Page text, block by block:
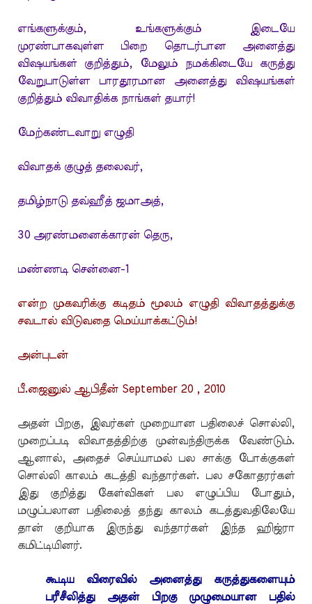
எங்களுக்கும், உங்களுக்கும் இடையே
முரண்பாகவுள்ள பிறை தொடர்பான அனைத்து
விஷயங்கள் குறித்தும், மேலும் நமக்கிடையே கருத்து
வேறுபாடுள்ள பாரதூரமான அனைத்து விஷயங்கள்
குறித்தும் விவாதிக்க நாங்கள் தயார்!
மேற்கண்டவாறு எழுதி
விவாதக் குழுத் தலைவர்,
தமிழ்நாடு தவ்ஹீத் ஜமாஅத்,
30 அரண்மனைக்காரன் தெரு,
மண்ணடி சென்னை-1
என்ற முகவரிக்கு கடிதம் மூலம் எழுதி விவாதத்துக்கு
சவடால் விடுவதை மெய்யாக்கட்டும்!
அன்புடன்
பீ.ஜைனுல் ஆபிதீன் September 20 , 2010
அதன் பிறகு, இவர்கள் முறையான பதிலைச் சொல்லி,
முறைப்படி விவாதத்திற்கு முன்வந்திருக்க வேண்டும்.
ஆனால், அதைச் செய்யாமல் பல சாக்கு போக்குகள்
சொல்லி காலம் கடத்தி வந்தார்கள். பல சகோதரர்கள்
இது குறித்து கேள்விகள் பல எழுப்பிய போதும்,
மழுப்பலான பதிலைத் தந்து காலம் கடத்துவதிலேயே
தான் குறியாக இருந்து வந்தார்கள் இந்த ஹிஜ்ரா
கமிட்டியினர்.
கூடிய விரைவில் அனைத்து கருத்துகளையும்
பரீசீலித்து அதன் பிறகு முழுமையான பதில்